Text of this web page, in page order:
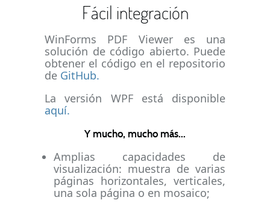
Fácil integración
WinForms PDF Viewer es una
solución de código abierto. Puede
obtener el código en el repositorio
de GitHub.
La versión WPF está disponible
aquí.
Y mucho, mucho más...
Amplias capacidades de
visualización: muestra de varias
páginas horizontales, verticales,
una sola página o en mosaico;